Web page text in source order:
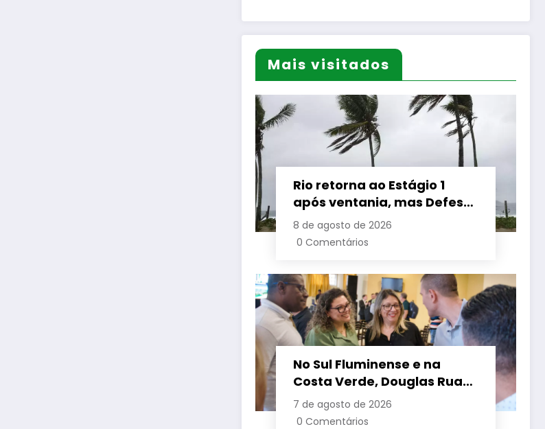
Mais visitados
Rio retorna ao Estágio 1
após ventania, mas Defesa
Civil alerta para baixa
umidade e incêndios
8 de agosto de 2026
0 Comentários
No Sul Fluminense e na
Costa Verde, Douglas Ruas
apresenta propostas de
requalificação urbana
7 de agosto de 2026
0 Comentários